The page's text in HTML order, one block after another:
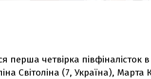
перша четвірка півфіналісток
Світоліна (7, Україна), Марта